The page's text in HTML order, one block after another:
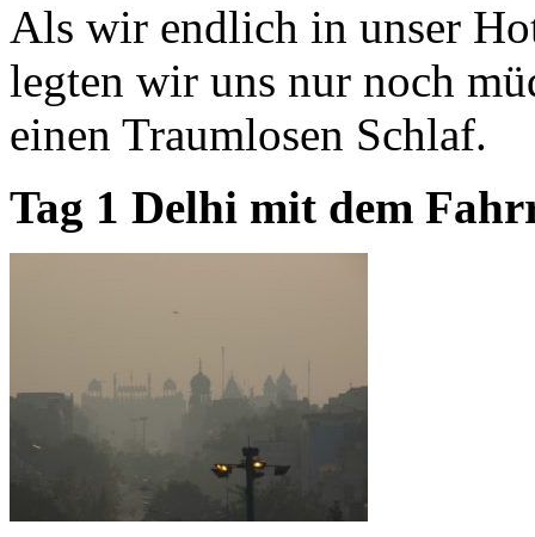
Als wir endlich in unser
legten wir uns nur noch
einen Traumlosen Schlaf.
Tag 1 Delhi mit dem